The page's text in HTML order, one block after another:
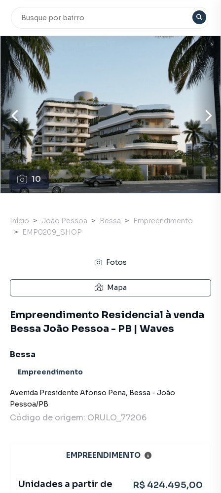
10
Início João Pessoa Bessa
Empreendimento
EMP0209_SHOP
Fotos
Mapa
Empreendimento Residencial à venda
Bessa João Pessoa - PB | Waves
Bessa
Empreendimento
Avenida Presidente Afonso Pena, Bessa - João
Pessoa/PB
Código de origem: ORULO_77206
EMPREENDIMENTO
Unidades a partir de R$ 424.495,00